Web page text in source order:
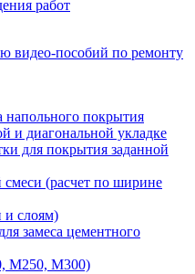
работ
видео-пособий по ремонту
напольного покрытия
и диагональной укладке
для покрытия заданной
(расчет по ширине
и слоям)
замеса цементного
М250, М300)